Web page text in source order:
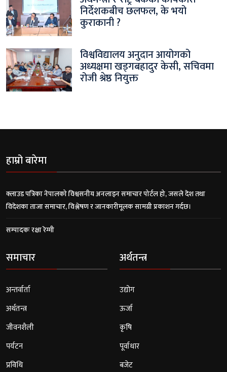
निर्देशकबीच छलफल, के भयो
कुराकानी ?
विश्वविद्यालय अनुदान आयोगको
अध्यक्षमा खड्गबहादुर केसी, सचिवमा
रोजी श्रेष्ठ नियुक्त
हाम्रो बारेमा
क्लाउड पत्रिका नेपालको विश्वसनीय अनलाइन समाचार पोर्टल हो, जसले देश तथा
विदेशका ताजा समाचार, विश्लेषण र जानकारीमूलक सामग्री प्रकाशन गर्दछ।
सम्पादकः रक्षा रेग्मी
समाचार
अन्तर्वार्ता
अर्थतन्त्र
जीवनशैली
पर्यटन
प्रविधि
अर्थतन्त्र
उद्योग
ऊर्जा
कृषि
पूर्वाधार
बजेट